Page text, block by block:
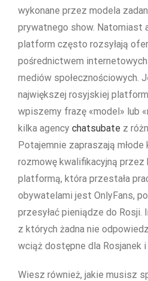
wykonane przez modela
prywatnego show. Natomiast
platform często rozsyłają
pośrednictwem
mediów społecznościowych.
największej rosyjskiej
wpiszemy frazę «model» lub
kilka agency chatsubate z
Potajemnie zapraszają
rozmowę kwalifikacyjną przez
platformą, która przestała
obywatelami jest OnlyFans,
przesyłać pieniądze do Rosji.
z których żadna nie
wciąż dostępne dla Rosjanek i
Wiesz również, jakie musisz